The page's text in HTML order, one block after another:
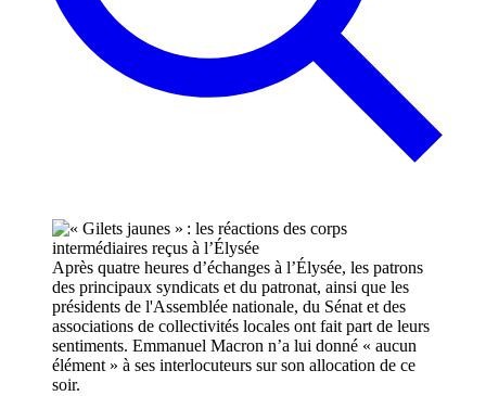
Après quatre heures d’échanges à l’Élysée, les patrons
des principaux syndicats et du patronat, ainsi que les
présidents de l'Assemblée nationale, du Sénat et des
associations de collectivités locales ont fait part de leurs
sentiments. Emmanuel Macron n’a lui donné « aucun
élément » à ses interlocuteurs sur son allocation de ce
soir.